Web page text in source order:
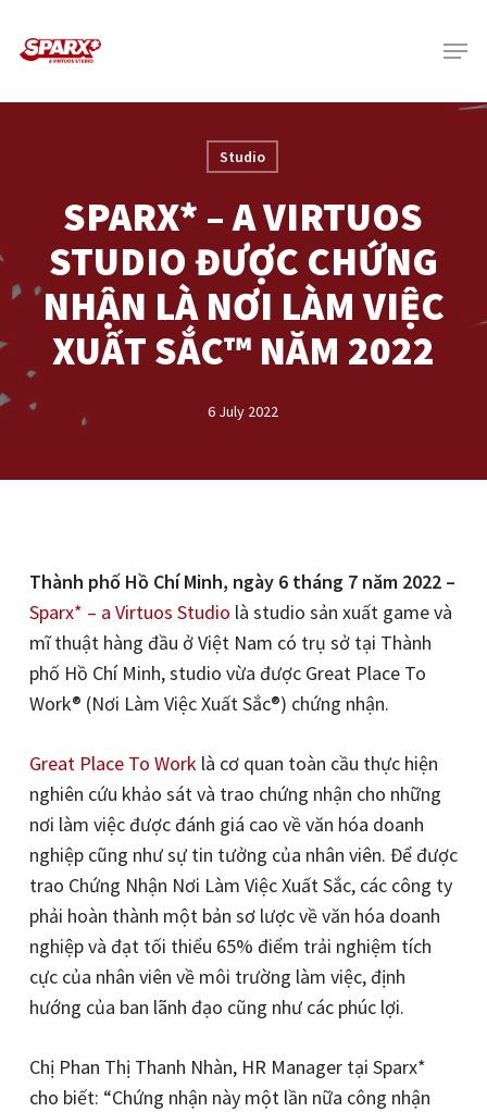
content
Menu
Studio
SPARX* – A VIRTUOS
STUDIO ĐƯỢC CHỨNG
NHẬN LÀ NƠI LÀM VIỆC
XUẤT SẮC™ NĂM 2022
6 July 2022
Thành phố Hồ Chí Minh, ngày 6 tháng 7 năm 2022 –
Sparx* – a Virtuos Studio là studio sản xuất game và
mĩ thuật hàng đầu ở Việt Nam có trụ sở tại Thành
phố Hồ Chí Minh, studio vừa được Great Place To
Work® (Nơi Làm Việc Xuất Sắc®) chứng nhận.
Great Place To Worklà cơ quan toàn cầu thực hiện
nghiên cứu khảo sát và trao chứng nhận cho những
nơi làm việc được đánh giá cao về văn hóa doanh
nghiệp cũng như sự tin tưởng của nhân viên. Để được
trao Chứng Nhận Nơi Làm Việc Xuất Sắc, các công ty
phải hoàn thành một bản sơ lược về văn hóa doanh
nghiệp và đạt tối thiểu 65% điểm trải nghiệm tích
cực của nhân viên về môi trường làm việc, định
hướng của ban lãnh đạo cũng như các phúc lợi.
Chị Phan Thị Thanh Nhàn, HR Manager tại Sparx*
cho biết: “Chứng nhận này một lần nữa công nhận